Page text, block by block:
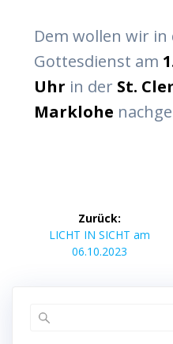
Dem wollen wir in
Gottesdienst am
Uhr in der St.
Marklohe
Zurück:
Vorheriger
Beitrag:
LICHT IN SICHT am
06.10.2023